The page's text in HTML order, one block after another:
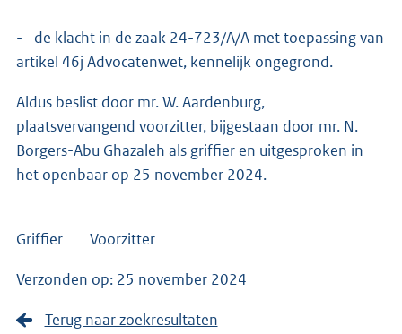
- de klacht in de zaak 24-723/A/A met toepassing van
artikel 46j Advocatenwet, kennelijk ongegrond.
Aldus beslist door mr. W. Aardenburg,
plaatsvervangend voorzitter, bijgestaan door mr. N.
Borgers-Abu Ghazaleh als griffier en uitgesproken in
het openbaar op 25 november 2024.
Griffier Voorzitter
Verzonden op: 25 november 2024
Terug naar zoekresultaten